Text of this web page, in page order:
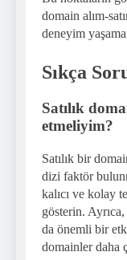
domain alım-
deneyim
Sıkça
Satılık
etmeliyim?
Satılık bir
dizi faktör
kalıcı ve kolay
gösterin.
da önemli bir
domainler daha